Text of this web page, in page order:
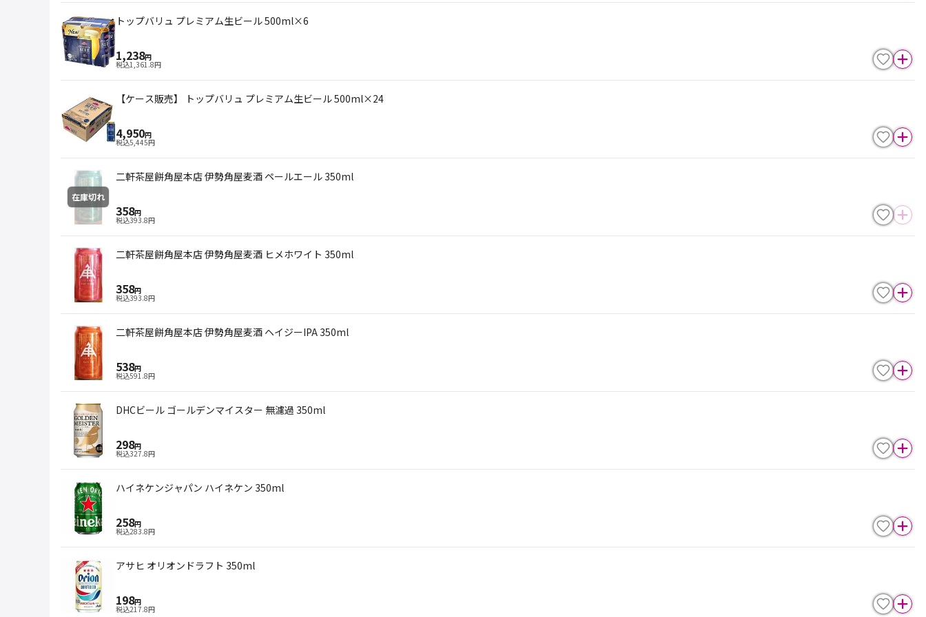
トップバリュ プレミアム生ビール 500ml×6
1,238円
税込1,361.8円
【ケース販売】 トップバリュ プレミアム生ビール 500ml×24
4,950円
税込5,445円
在庫切れ
二軒茶屋餅角屋本店 伊勢角屋麦酒 ペールエール 350ml
358円
税込393.8円
二軒茶屋餅角屋本店 伊勢角屋麦酒 ヒメホワイト 350ml
358円
税込393.8円
二軒茶屋餅角屋本店 伊勢角屋麦酒 ヘイジーIPA 350ml
538円
税込591.8円
DHCビール ゴールデンマイスター 無濾過 350ml
298円
税込327.8円
ハイネケンジャパン ハイネケン 350ml
258円
税込283.8円
アサヒ オリオンドラフト 350ml
198円
税込217.8円